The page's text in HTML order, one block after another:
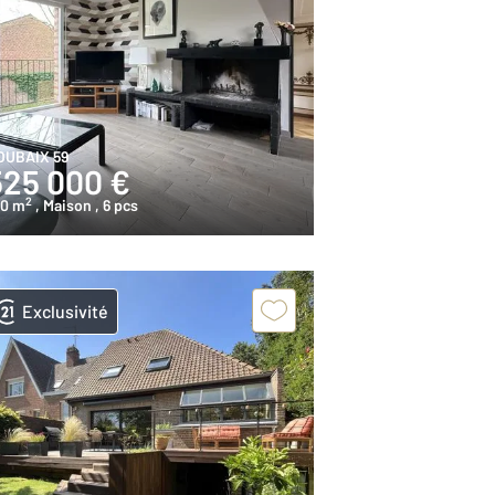
59
000 €
m2 , Maison , 6 pcs
Exclusivité